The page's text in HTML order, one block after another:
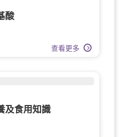
酸
查看更多
及食用知識